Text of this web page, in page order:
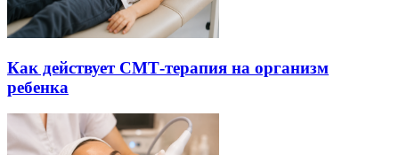
Как действует СМТ-терапия на организм
ребенка